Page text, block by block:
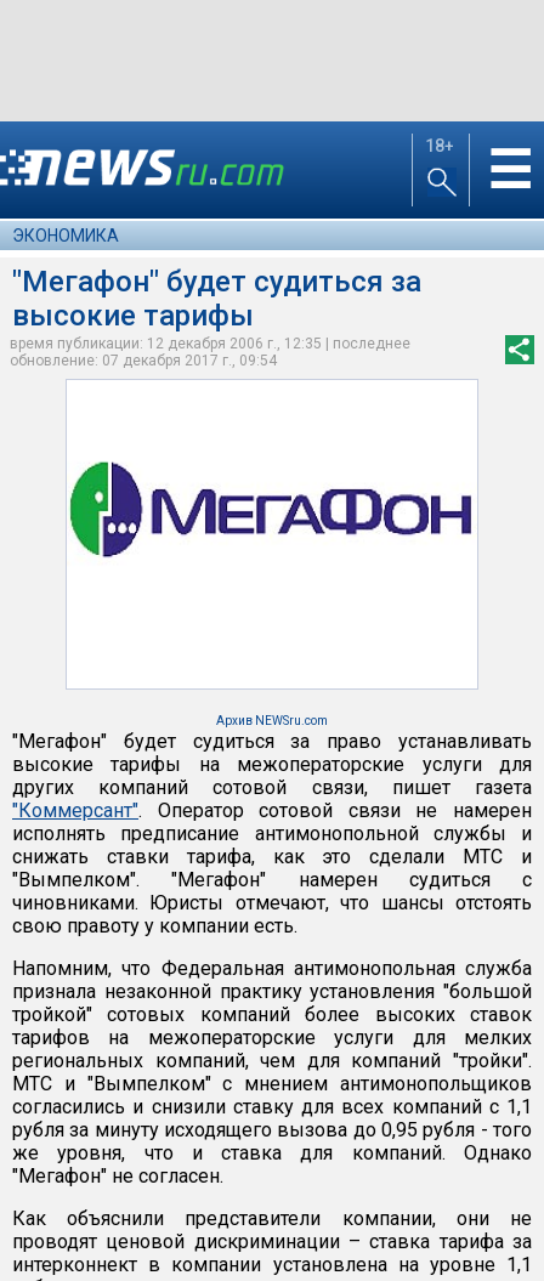
18+ ☰
ЭКОНОМИКА
"Мегафон" будет судиться за
высокие тарифы
время публикации: 12 декабря 2006 г., 12:35 | последнее
обновление: 07 декабря 2017 г., 09:54
Архив NEWSru.com
"Мегафон" будет судиться за право устанавливать
высокие тарифы на межоператорские услуги для
других компаний сотовой связи, пишет газета
"Коммерсант". Оператор сотовой связи не намерен
исполнять предписание антимонопольной службы и
снижать ставки тарифа, как это сделали МТС и
"Вымпелком". "Мегафон" намерен судиться с
чиновниками. Юристы отмечают, что шансы отстоять
свою правоту у компании есть.
Напомним, что Федеральная антимонопольная служба
признала незаконной практику установления "большой
тройкой" сотовых компаний более высоких ставок
тарифов на межоператорские услуги для мелких
региональных компаний, чем для компаний "тройки".
МТС и "Вымпелком" с мнением антимонопольщиков
согласились и снизили ставку для всех компаний с 1,1
рубля за минуту исходящего вызова до 0,95 рубля - того
же уровня, что и ставка для компаний. Однако
"Мегафон" не согласен.
Как объяснили представители компании, они не
проводят ценовой дискриминации – ставка тарифа за
интерконнект в компании установлена на уровне 1,1